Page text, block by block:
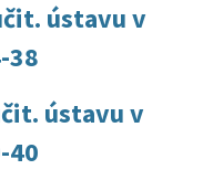
ústavu v
38
ústavu v
40